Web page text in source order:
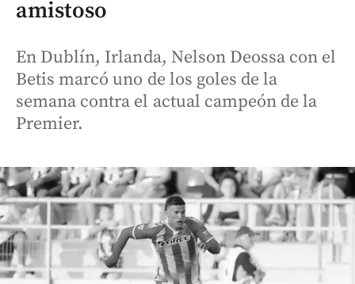
amistoso
En Dublín, Irlanda, Nelson Deossa con el
Betis marcó uno de los goles de la
semana contra el actual campeón de la
Premier.